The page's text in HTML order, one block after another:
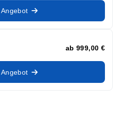
ab 999,00 €